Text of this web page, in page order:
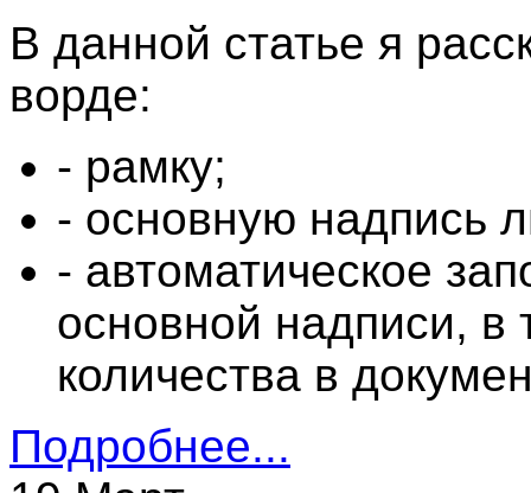
В данной статье я
ворде:
- рамку;
- основную надпись
- автоматическое
основной надписи, в
количества в
Подробнее...